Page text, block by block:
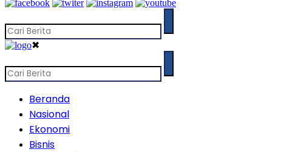
✖
Beranda
Nasional
Ekonomi
Bisnis